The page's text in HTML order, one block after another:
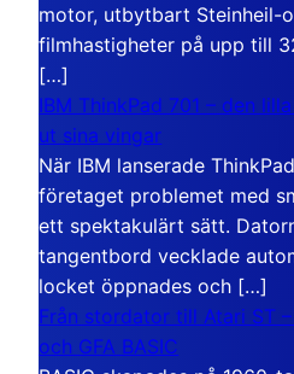
motor, utbytbart Steinheil-
filmhastigheter på upp till
[…]
IBM ThinkPad 701 – den
ut sina vingar
När IBM lanserade
företaget problemet med
ett spektakulärt sätt.
tangentbord vecklade
locket öppnades och […]
Från stordator till Atari ST
och GFA BASIC